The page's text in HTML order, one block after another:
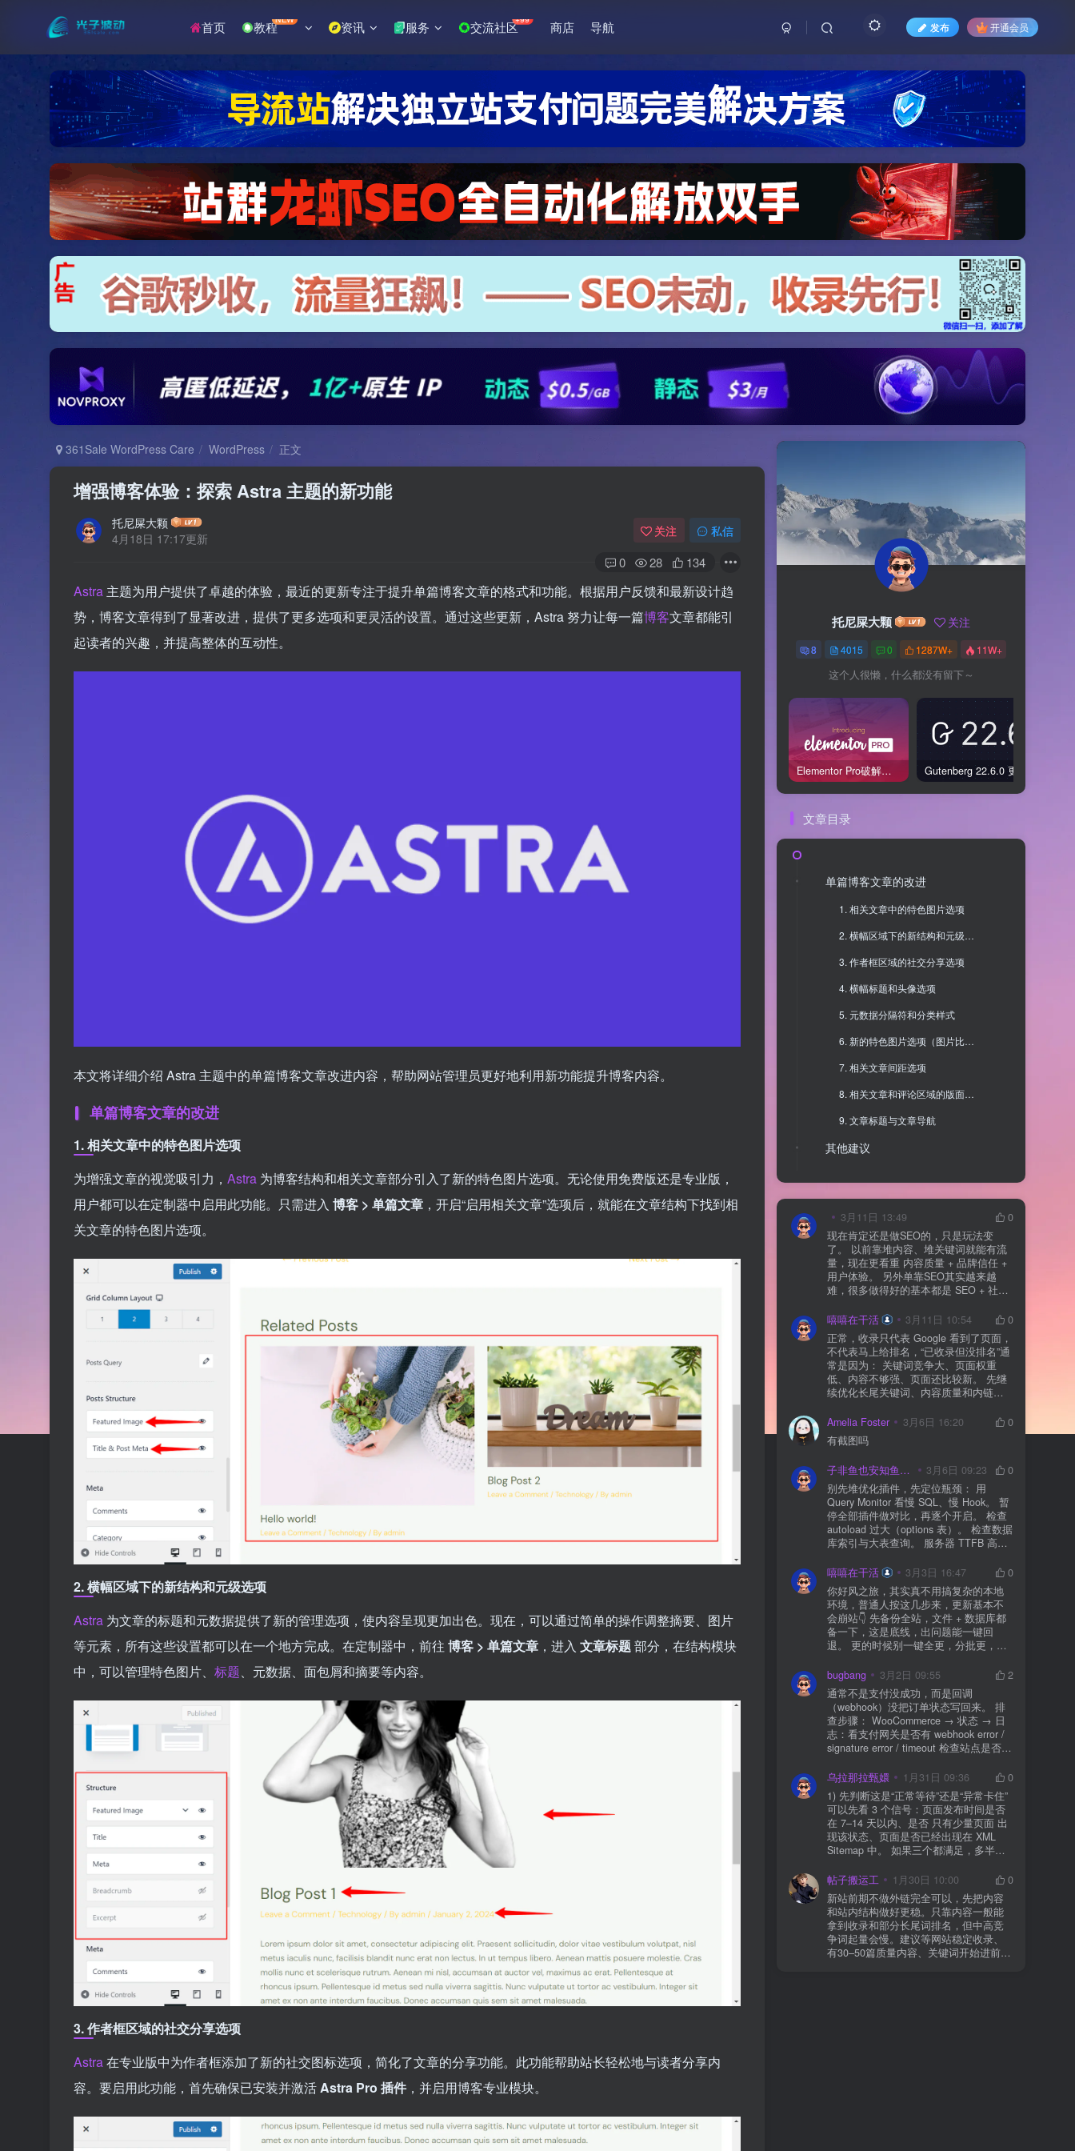
首页 教程NEW 资讯 服务 交流社区+99 商店 导航 发布 开通会员
361Sale WordPress Care WordPress 正文
增强博客体验：探索 Astra 主题的新功能
托尼屎大颗
4月18日 17:17更新
关注 私信
0 28 134
Astra 主题为用户提供了卓越的体验，最近的更新专注于提升单篇博客文章的格式和功能。根据用户反馈和最新设计趋
势，博客文章得到了显著改进，提供了更多选项和更灵活的设置。通过这些更新，Astra 努力让每一篇博客文章都能引
起读者的兴趣，并提高整体的互动性。
本文将详细介绍 Astra 主题中的单篇博客文章改进内容，帮助网站管理员更好地利用新功能提升博客内容。
单篇博客文章的改进
1.相关文章中的特色图片选项
为增强文章的视觉吸引力， Astra 为博客结构和相关文章部分引入了新的特色图片选项。无论使用免费版还是专业版，
用户都可以在定制器中启用此功能。只需进入 博客 > 单篇文章 ，开启“启用相关文章”选项后，就能在文章结构下找到相
关文章的特色图片选项。
2.横幅区域下的新结构和元级选项
Astra 为文章的标题和元数据提供了新的管理选项，使内容呈现更加出色。现在，可以通过简单的操作调整摘要、图片
等元素，所有这些设置都可以在一个地方完成。在定制器中，前往 博客 > 单篇文章 ，进入 文章标题部分，在结构模块
中，可以管理特色图片、 标题、元数据、面包屑和摘要等内容。
3.作者框区域的社交分享选项
Astra在专业版中为作者框添加了新的社交图标选项，简化了文章的分享功能。此功能帮助站长轻松地与读者分享内
容。要启用此功能，首先确保已安装并激活Astra Pro 插件，并启用博客专业模块。
托尼屎大颗 关注
8 4015 0 1287W+ 11W+
这个人很懒，什么都没有留下～
Elementor Pro破解版还能用吗？2026年常见风险与后果盘点
文章目录
单篇博客文章的改进
1. 相关文章中的特色图片选项
2. 横幅区域下的新结构和元级选项
3. 作者框区域的社交分享选项
4. 横幅标题和头像选项
5. 元数据分隔符和分类样式
6. 新的特色图片选项（图片比例、图片大小）
7. 相关文章间距选项
8. 相关文章和评论区域的版面设置选项
9. 文章标题与文章导航
其他建议
3月11日 13:49
0
现在肯定还是做SEO的，只是玩法变
了。 以前靠堆内容、堆关键词就能有流
量，现在更看重 内容质量 + 品牌信任 +
用户体验。 另外单靠SEO其实越来越
难，很多做得好的基本都是 SEO + 社媒
质还是一个长期获客渠道，但不能再当
成唯一渠道了。
嘻嘻在干活 3月11日 10:54
0
正常，收录只代表 Google 看到了页面，
不代表马上给排名，“已收录但没排名”通
常是因为： 关键词竞争大、页面权重
低、内容不够强、页面还比较新。 先继
续优化长尾关键词、内容质量和内链，
Amelia Foster
3月6日 16:20
0
有截图吗
子非鱼也安知鱼之乐 3月6日 09:23
0
别先堆优化插件，先定位瓶颈： 用
Query Monitor 看慢 SQL、慢 Hook。 暂
停全部插件做对比，再逐个开启。 检查
autoload 过大（options 表）。 检查数据
库索引与大表查询。 服务器 TTFB 高就
嘻嘻在干活
3月3日 16:47
0
你好风之旅，其实真不用搞复杂的本地
环境，普通人按这几步来，更新基本不
会崩站👇 先备份全站，文件 + 数据库都
备一下，这是底线，出问题能一键回
退。 更的时候别一键全更，分批更，先
立刻清缓存，去前台检查首页、文章
页、按钮、表单这些关键位置。 最好再
装个支持版本回滚的插件，万一崩了，
一秒切回旧版。 总结来说：先备份、分
批更、更完查、留退路，稳得很✅😎希望
能帮到你
bugbang 3月2日 09:55
2
通常不是支付没成功，而是回调
（webhook）没把订单状态写回来。 排
查步骤： WooCommerce → 状态 → 日
志：看支付网关是否有 webhook error /
signature error / timeout 检查站点是否被
全插件） 检查是否启用了“缓存结账页/接
口路径”（结账页和回调接口不应缓存）
看服务器错误日志是否有 500/致命错误
导致回调执行中断 解决方案： 放行 wp-
json、wc-api、支付网关回调 URL（按网
关文档配置） 关闭结账页的缓存与 JS
合并压缩测试一次 若使用 Cloudflare：
则
乌拉那拉甄嬛 1月31日 09:36
0
1) 先判断这是“正常等待”还是“异常卡住”
可以先看 3 个信号：页面发布时间是否
在 7–14 天以内、是否 只有少量页面 出
现该状态、页面是否已经出现在 XML
Sitemap 中。 如果三个都满足，多半属
手。 2) 什么情况下“等”是没用的？ 以下
情况基本不会靠时间自动解决：页面几
乎没有内链（孤立页）、内容与站内已
有页面高度相似、canonical 指向了别的
URL、同一主题短时间发布太多相似文
章。 这种情况下，Google 已经抓取，但
判断“当前不值得进入索引”。 3) 最有效
帖子搬运工 1月30日 10:00
0
新站前期不做外链完全可以，先把内容
和站内结构做好更稳。只靠内容一般能
拿到收录和部分长尾词排名，但中高竞
争词起量会慢。建议等网站稳定收录、
有30–50篇质量内容、关键词开始进前